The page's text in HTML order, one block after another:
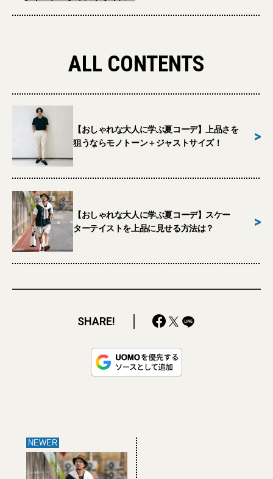
ALL CONTENTS
【おしゃれな大人に学ぶ夏コーデ】上品さを
狙うならモノトーン＋ジャストサイズ！
>
【おしゃれな大人に学ぶ夏コーデ】スケー
ターテイストを上品に見せる方法は？
>
SHARE!
NEWER